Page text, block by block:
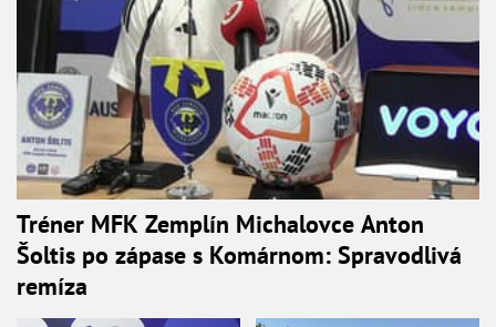
Tréner MFK Zemplín Michalovce Anton
Šoltis po zápase s Komárnom: Spravodlivá
remíza